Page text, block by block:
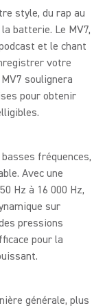
style, du rap au
batterie. Le MV7,
et le chant
votre
soulignera
pour obtenir
fréquences,
Avec une
Hz à 16 000 Hz,
sur
pressions
pour la
générale, plus